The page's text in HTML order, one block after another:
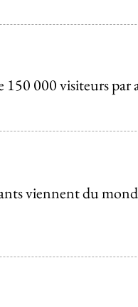
150 000 visiteurs par
viennent du